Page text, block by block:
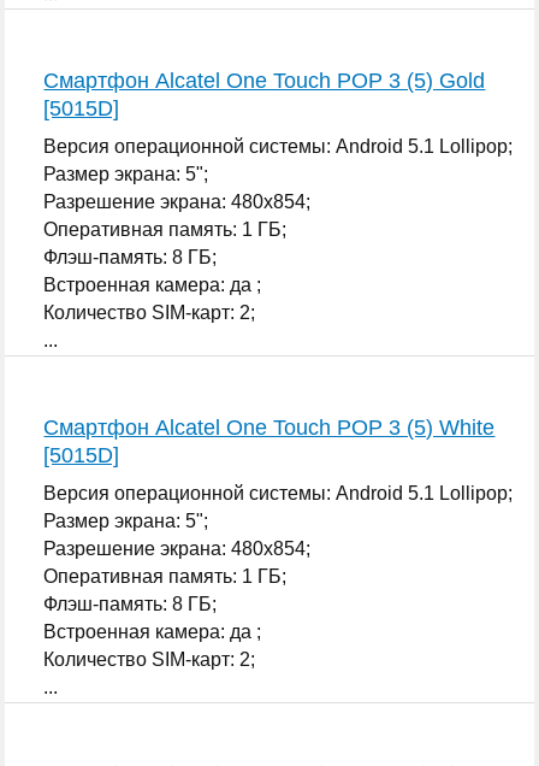
Смартфон Alcatel One Touch POP 3 (5) Gold
[5015D]
Версия операционной системы: Android 5.1 Lollipop;
Размер экрана: 5";
Разрешение экрана: 480x854;
Оперативная память: 1 ГБ;
Флэш-память: 8 ГБ;
Встроенная камера: да ;
Количество SIM-карт: 2;
...
Смартфон Alcatel One Touch POP 3 (5) White
[5015D]
Версия операционной системы: Android 5.1 Lollipop;
Размер экрана: 5";
Разрешение экрана: 480x854;
Оперативная память: 1 ГБ;
Флэш-память: 8 ГБ;
Встроенная камера: да ;
Количество SIM-карт: 2;
...